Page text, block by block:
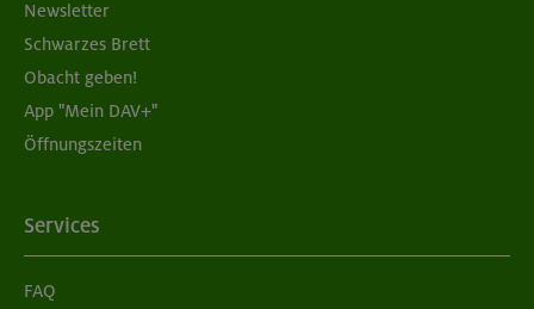
Newsletter
Schwarzes Brett
Obacht geben!
App "Mein DAV+"
Öffnungszeiten
Services
FAQ